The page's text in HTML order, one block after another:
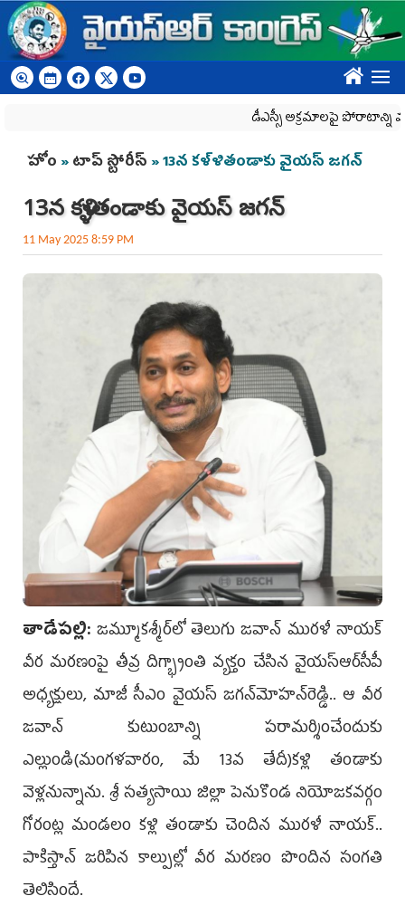
Skip to main content
????
డీఎస్సీ అక్రమాలపై పోరాటాన్ని
You are here
హోం »టాప్ స్టోరీస్ » 13న‌ కళ్ళితండాకు వైయ‌స్ జగన్
13న‌ కళ్ళితండాకు వైయ‌స్ జగన్
11 May 2025 8:59 PM
తాడేపల్లి: జమ్మూకశ్మీర్‌లో తెలుగు జవాన్‌ మురళీ నాయక్‌
వీర మరణంపై తీవ్ర దిగ్భ్రాంతి వ్యక్తం చేసిన వైయ‌స్ఆర్‌సీపీ
అధ్యక్షులు, మాజీ సీఎం వైయ‌స్‌ జగన్‌మోహన్‌రెడ్డి.. ఆ వీర
జవాన్ కుటుంబాన్ని పరామర్శించేందుకు
ఎల్లుండి(మంగళవారం, మే 13వ తేదీ)కళ్లి తండాకు
వెళ్లనున్నాను. శ్రీ సత్యసాయి జిల్లా పెనుకొండ నియోజకవర్గం
గోరంట్ల మండలం కళ్లి తండాకు చెందిన మురళీ నాయక్..
పాకిస్తాన్ జరిపిన కాల్పుల్లో వీర మరణం పొందిన సంగతి
తెలిసిందే.